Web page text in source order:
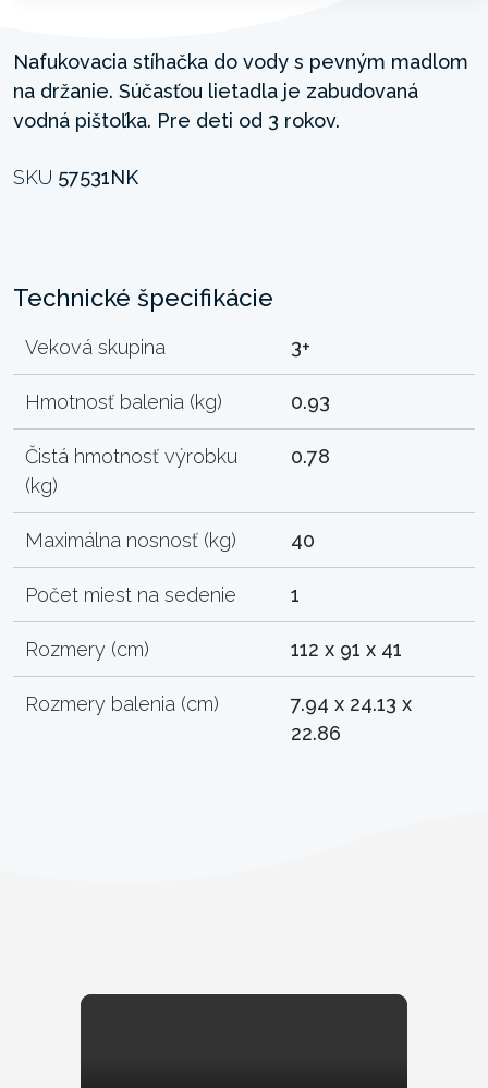
Nafukovacia stíhačka do vody s pevným madlom
na držanie. Súčasťou lietadla je zabudovaná
vodná pištoľka. Pre deti od 3 rokov.
SKU 57531NK
Technické špecifikácie
Veková skupina 3+
Hmotnosť balenia (kg) 0.93
Čistá hmotnosť výrobku
(kg)
0.78
Maximálna nosnosť (kg) 40
Počet miest na sedenie 1
Rozmery (cm) 112 x 91 x 41
Rozmery balenia (cm)
7.94 x 24.13 x
22.86